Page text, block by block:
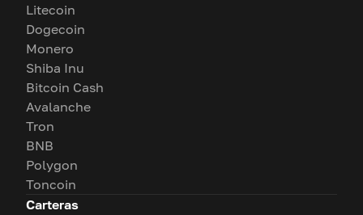
Litecoin
Dogecoin
Monero
Shiba Inu
Bitcoin Cash
Avalanche
Tron
BNB
Polygon
Toncoin
Carteras